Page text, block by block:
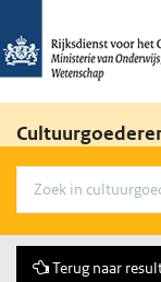
Terug naar